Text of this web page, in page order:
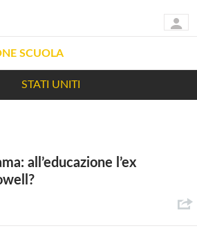
SCUOLA
STATI UNITI
all’educazione l’ex